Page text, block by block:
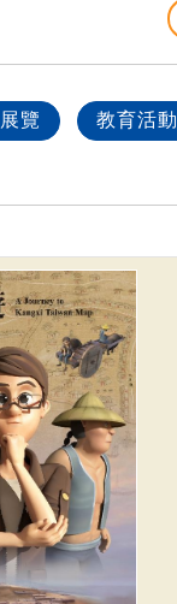
展覽 教育活動